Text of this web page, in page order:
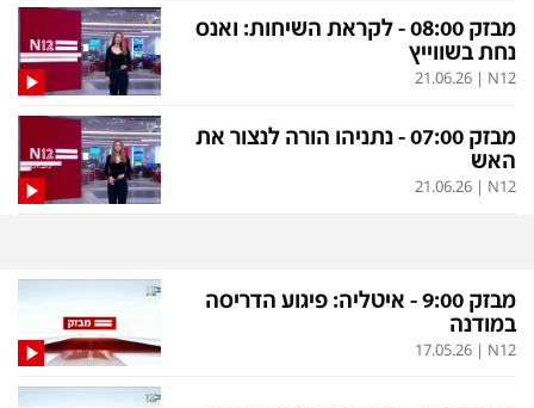
ספורט
דעות ופרשנויות
בריאות
מדע וסביבה
DATA
שכונה עם הכל
כַּבֵּד את הַכָּבֵד
השקעות למתקדמים
שאלה אחת ביום
מבזק 08:00 - לקראת השיחות: ואנס
נחת בשווייץ
N12
|
21.06.26
מבזק 07:00 - נתניהו הורה לנצור את
האש
N12
|
21.06.26
מבזק 9:00 - איטליה: פיגוע הדריסה
במודנה
N12
|
17.05.26